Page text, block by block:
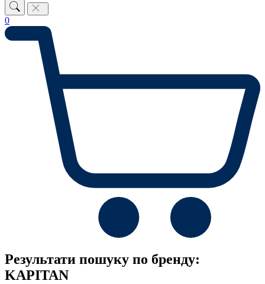
0
Результати пошуку по бренду:
KAPITAN